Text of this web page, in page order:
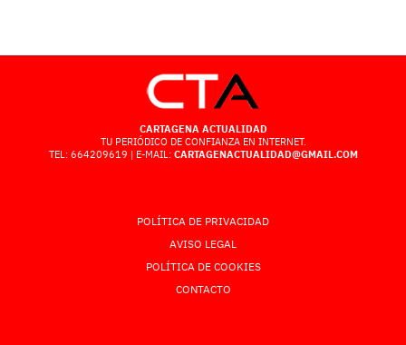
CARTAGENA ACTUALIDAD
TU PERIÓDICO DE CONFIANZA EN INTERNET.
TEL: 664209619 | E-MAIL: CARTAGENACTUALIDAD@GMAIL.COM
POLÍTICA DE PRIVACIDAD
AVISO LEGAL
POLÍTICA DE COOKIES
CONTACTO